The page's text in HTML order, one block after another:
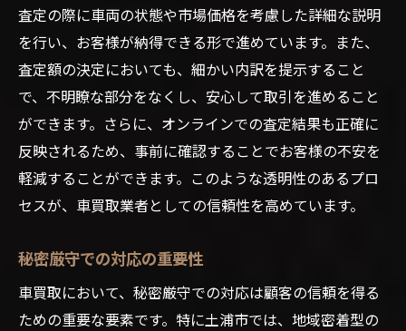
査定の際に車両の状態や市場価格を考慮した詳細な説明
を行い、お客様が納得できる形で進めています。また、
査定額の決定においても、細かい内訳を提示すること
で、不明瞭な部分をなくし、安心して取引を進めること
ができます。さらに、オンラインでの査定結果も正確に
反映されるため、事前に確認することでお客様の不安を
軽減することができます。このような透明性のあるプロ
セスが、車買取業者としての信頼性を高めています。
秘密厳守での対応の重要性
車買取において、秘密厳守での対応は顧客の信頼を得る
ための重要な要素です。特に土浦市では、地域密着型の